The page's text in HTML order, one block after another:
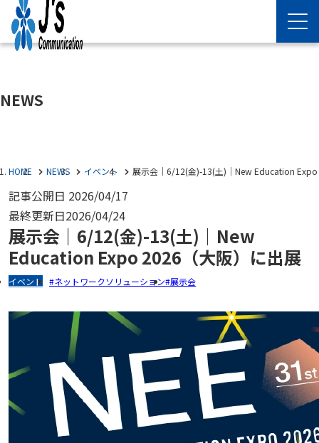
NEWS
HOME NEWS イベント 展示会｜6/12(金)-13(土)｜New Education
記事公開日 2026/04/17
最終更新日2026/04/24
展示会｜6/12(金)-13(土)｜New
Education Expo 2026（大阪）に出展
イベント ネットワークソリューション 展示会